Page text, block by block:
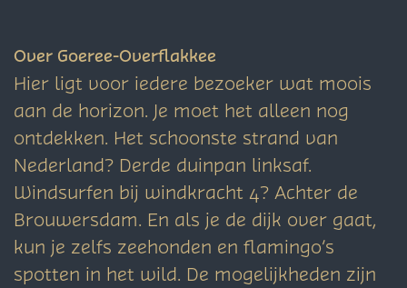
Over Goeree-Overflakkee
Hier ligt voor iedere bezoeker wat moois
aan de horizon. Je moet het alleen nog
ontdekken. Het schoonste strand van
Nederland? Derde duinpan linksaf.
Windsurfen bij windkracht 4? Achter de
Brouwersdam. En als je de dijk over gaat,
kun je zelfs zeehonden en flamingo’s
spotten in het wild. De mogelijkheden zijn